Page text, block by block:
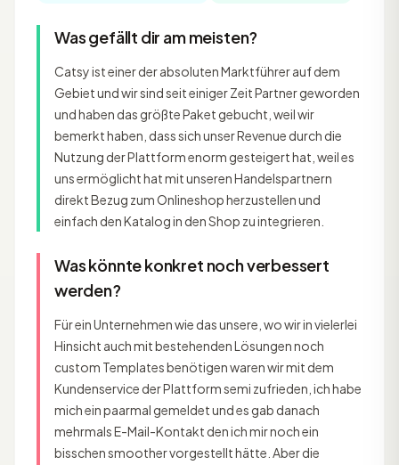
Was gefällt dir am meisten?
Catsy ist einer der absoluten Marktführer auf dem
Gebiet und wir sind seit einiger Zeit Partner geworden
und haben das größte Paket gebucht, weil wir
bemerkt haben, dass sich unser Revenue durch die
Nutzung der Plattform enorm gesteigert hat, weil es
uns ermöglicht hat mit unseren Handelspartnern
direkt Bezug zum Onlineshop herzustellen und
einfach den Katalog in den Shop zu integrieren.
Was könnte konkret noch verbessert
werden?
Für ein Unternehmen wie das unsere, wo wir in vielerlei
Hinsicht auch mit bestehenden Lösungen noch
custom Templates benötigen waren wir mit dem
Kundenservice der Plattform semi zufrieden, ich habe
mich ein paarmal gemeldet und es gab danach
mehrmals E-Mail-Kontakt den ich mir noch ein
bisschen smoother vorgestellt hätte. Aber die